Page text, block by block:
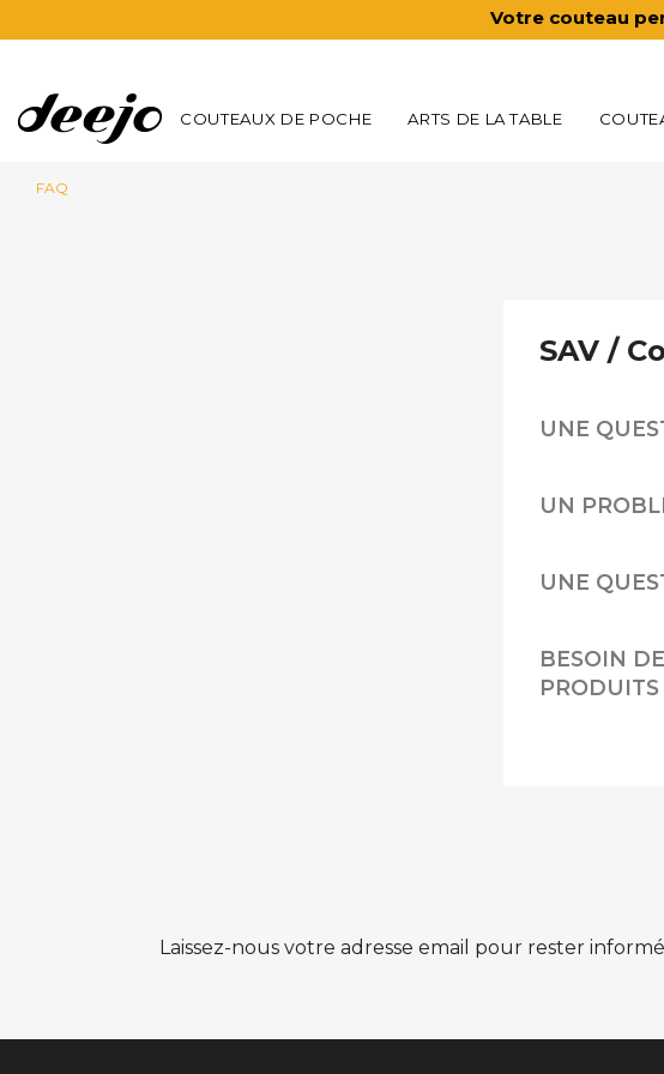
Votre couteau
COUTEAUX DE POCHE ARTS DE LA TABLE
FAQ
SAV /
UNE
UN
UNE
BESOIN
PRODUITS
Laissez-nous votre adresse email pour rester